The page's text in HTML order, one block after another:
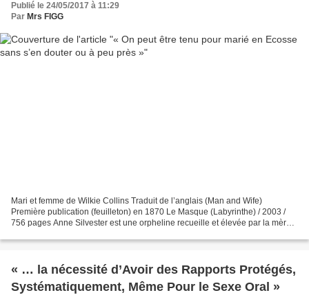
Publié le 24/05/2017 à 11:29
Par Mrs FIGG
Mari et femme de Wilkie Collins Traduit de l’anglais (Man and Wife)
Première publication (feuilleton) en 1870 Le Masque (Labyrinthe) / 2003 /
756 pages Anne Silvester est une orpheline recueille et élevée par la mère
« … la nécessité d’Avoir des Rapports Protégés,
Systématiquement, Même Pour le Sexe Oral »